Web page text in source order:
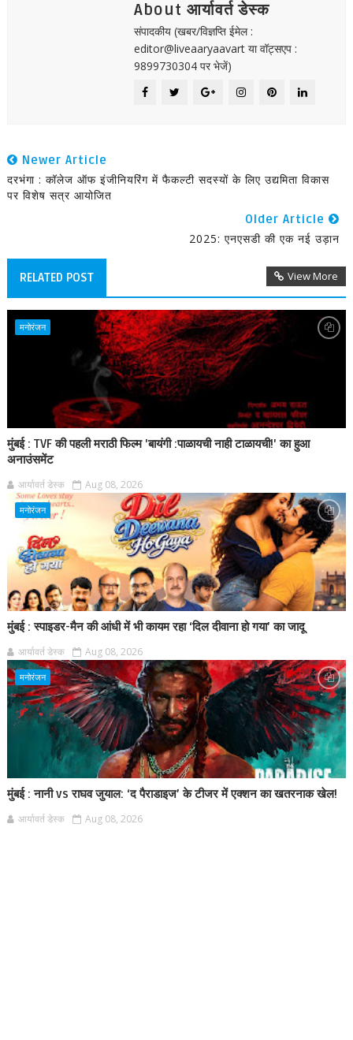
About आर्यावर्त डेस्क
संपादकीय (खबर/विज्ञप्ति ईमेल :
editor@liveaaryaavart या वॉट्सएप :
9899730304 पर भेजें)
Newer Article
दरभंगा : कॉलेज ऑफ इंजीनियरिंग में फैकल्टी सदस्यों के लिए उद्यमिता विकास
पर विशेष सत्र आयोजित
Older Article
2025: एनएसडी की एक नई उड़ान
RELATED POST View More
मनोरंजन
मुंबई : TVF की पहली मराठी फिल्म 'बायंगी :पाळायची नाही टाळायची!' का हुआ
अनाउंसमेंट
आर्यावर्त डेस्क Aug 08, 2026
मनोरंजन
मुंबई : स्पाइडर-मैन की आंधी में भी कायम रहा ‘दिल दीवाना हो गया’ का जादू
आर्यावर्त डेस्क Aug 08, 2026
मनोरंजन
मुंबई : नानी vs राघव जुयाल: ‘द पैराडाइज’ के टीजर में एक्शन का खतरनाक खेल!
आर्यावर्त डेस्क Aug 08, 2026